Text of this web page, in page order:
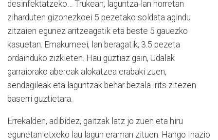
desinfektatzeko… Trukean, laguntza-lan horretan
ziharduten gizonezkoei 5 pezetako soldata agindu
zitzaien egunez aritzeagatik eta beste 5 gauezko
kasuetan. Emakumeei, lan beragatik, 3.5 pezeta
ordainduko zizkieten. Hau guztiaz gain, Udalak
garraiorako abereak alokatzea erabaki zuen,
sendagileak eta laguntzak behar bezala irits zitezen
baserri guztietara.
Errekalden, adibidez, gaitzak latz jo zuen eta hiru
egunetan etxeko lau lagun eraman zituen. Hango Inazio